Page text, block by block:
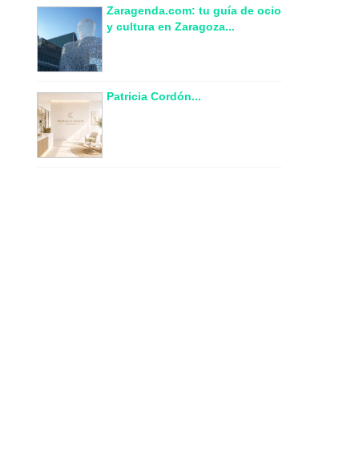
Zaragenda.com: tu guía de ocio
y cultura en Zaragoza...
Patricia Cordón...